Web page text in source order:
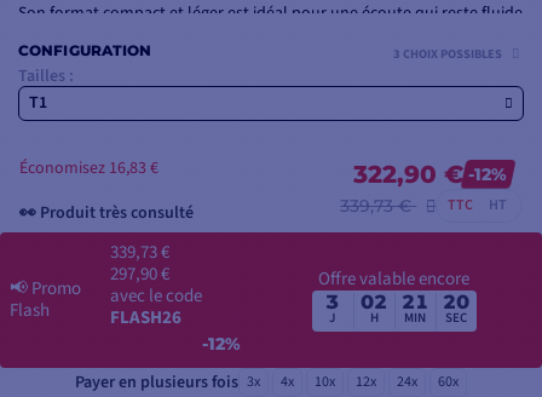
Son format compact et léger est idéal pour une écoute qui reste fluide
en croisière comme en régate.
CONFIGURATION
Tailles :
T1
3 CHOIX POSSIBLES
322,90 € -12%
339,73 €
TTC HT
Économisez 16,83 €
👀 Produit très consulté
📢Promo
Flash
339,73 €
297,90 €
avec le code
FLASH26
-12%
Offre valable encore
3
J
02
H
21
MIN
20
SEC
Payer en plusieurs fois 3x 4x 10x 12x 24x 60x